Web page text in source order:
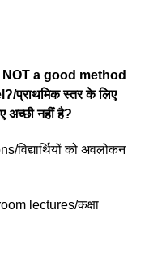
a good method
स्तर के लिए
अच्छी नहीं है?
को अवलोकन
lectures/कक्षा